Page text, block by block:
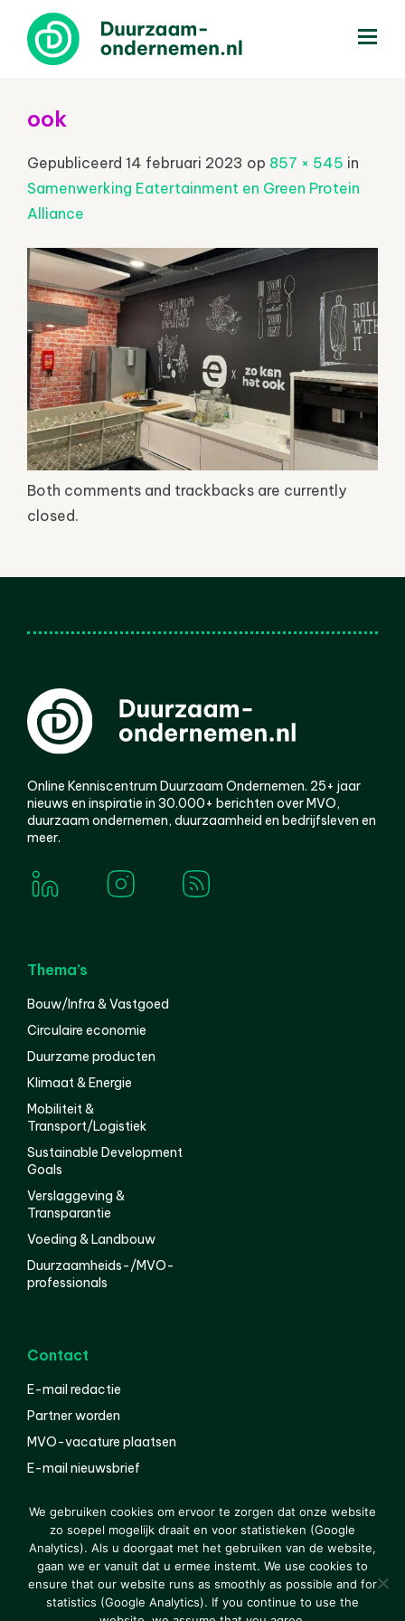
ook
Gepubliceerd 14 februari 2023 op 857 × 545 in
Samenwerking Eatertainment en Green Protein
Alliance
Both comments and trackbacks are currently
closed.
Online Kenniscentrum Duurzaam Ondernemen. 25+ jaar
nieuws en inspiratie in 30.000+ berichten over MVO,
duurzaam ondernemen, duurzaamheid en bedrijfsleven en
meer.
Thema’s
Bouw/Infra & Vastgoed
Circulaire economie
Duurzame producten
Klimaat & Energie
Mobiliteit &
Transport/Logistiek
Sustainable Development
Goals
Verslaggeving &
Transparantie
Voeding & Landbouw
Duurzaamheids-/MVO-
professionals
Contact
E-mail redactie
Partner worden
MVO-vacature plaatsen
E-mail nieuwsbrief
© 2000-2026 Van der Molen EIS Colofon
Disclaimer
Privacy
We gebruiken cookies om ervoor te zorgen dat onze website
zo soepel mogelijk draait en voor statistieken (Google
Analytics). Als u doorgaat met het gebruiken van de website,
gaan we er vanuit dat u ermee instemt. We use cookies to
ensure that our website runs as smoothly as possible and for
statistics (Google Analytics). If you continue to use the